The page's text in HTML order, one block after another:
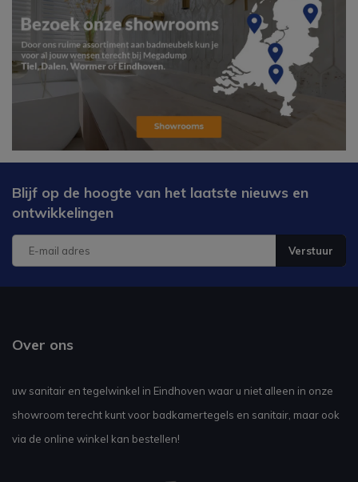
Blijf op de hoogte van het laatste nieuws en
ontwikkelingen
Verstuur
Over ons
uw sanitair en tegelwinkel in Eindhoven waar u niet alleen in onze
showroom terecht kunt voor badkamertegels en sanitair, maar ook
via de online winkel kan bestellen!